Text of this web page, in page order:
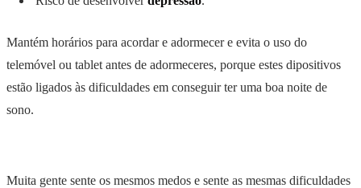
Mantém horários para acordar e adormecer e evita o uso do
telemóvel ou tablet antes de adormeceres, porque estes dipositivos
estão ligados às dificuldades em conseguir ter uma boa noite de
sono.
Muita gente sente os mesmos medos e sente as mesmas dificuldades